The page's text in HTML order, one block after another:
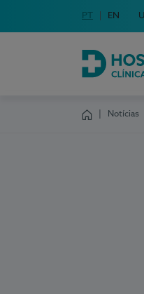
Escolha o seu
Idioma em
PT English
EN
Hospital
Notícias